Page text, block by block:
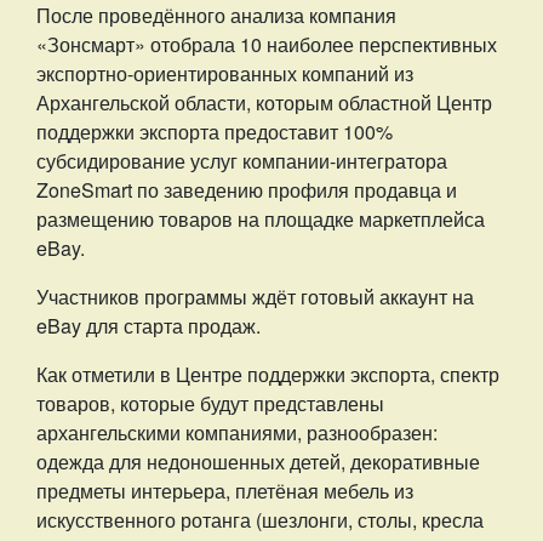
После проведённого анализа компания
«Зонсмарт» отобрала 10 наиболее перспективных
экспортно-ориентированных компаний из
Архангельской области, которым областной Центр
поддержки экспорта предоставит 100%
субсидирование услуг компании-интегратора
ZoneSmart по заведению профиля продавца и
размещению товаров на площадке маркетплейса
eBay.
Участников программы ждёт готовый аккаунт на
eBay для старта продаж.
Как отметили в Центре поддержки экспорта, спектр
товаров, которые будут представлены
архангельскими компаниями, разнообразен:
одежда для недоношенных детей, декоративные
предметы интерьера, плетёная мебель из
искусственного ротанга (шезлонги, столы, кресла